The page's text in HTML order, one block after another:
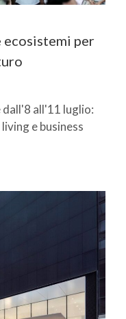
ecosistemi per
dall'8 all'11 luglio:
e business